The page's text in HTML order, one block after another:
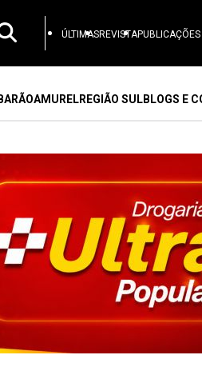
ÚLTIMASREVISTA
AMURELREGIÃO SULBLOGS E